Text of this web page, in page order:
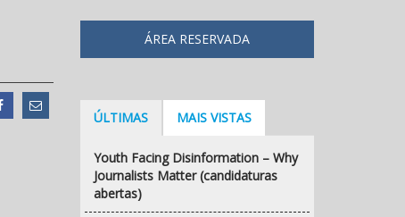
ÁREA RESERVADA
ÚLTIMAS MAIS VISTAS
Youth Facing Disinformation – Why
Journalists Matter (candidaturas
abertas)